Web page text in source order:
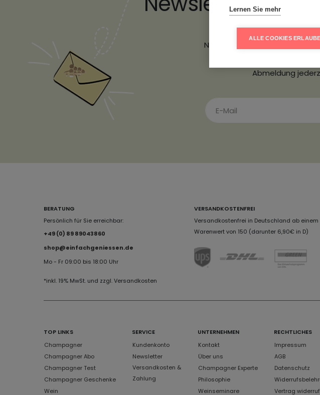
Verpassen Sie keine
Newsletter ein. Als
Abmeldung
BERATUNG
Persönlich für Sie erreichbar:
+49 (0) 89 89043860
shop@einfachgeniessen.de
Mo - Fr 09:00 bis 18:00 Uhr
*inkl. 19% MwSt. und zzgl. Versandkosten
VERSANDKOSTENFREI
Versandkostenfrei in Deutschland ab einem
Warenwert von 150 (darunter 6,90€ in D)
TOP LINKS
Champagner
Champagner Abo
Champagner Test
Champagner Geschenke
Wein
SERVICE
Kundenkonto
Newsletter
Versandkosten &
Zahlung
UNTERNEHMEN
Kontakt
Über uns
Champagner Experte
Philosophie
Weinseminare
RECHTLICHES
Impressum
AGB
Datenschutz
Vertrag
Lernen Sie mehr
ALLE COOKIES